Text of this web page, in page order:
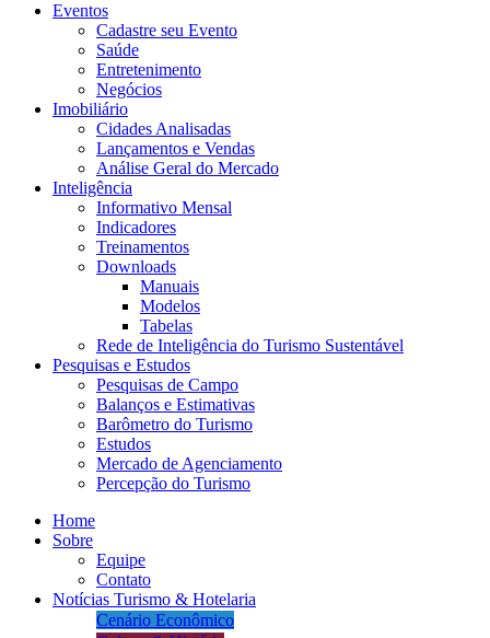
Eventos
Cadastre seu Evento
Saúde
Entretenimento
Negócios
Imobiliário
Cidades Analisadas
Lançamentos e Vendas
Análise Geral do Mercado
Inteligência
Informativo Mensal​
Indicadores
Treinamentos
Downloads
Manuais
Modelos
Tabelas
Rede de Inteligência do Turismo Sustentável
Pesquisas e Estudos
Pesquisas de Campo
Balanços e Estimativas
Barômetro do Turismo
Estudos
Mercado de Agenciamento
Percepção do Turismo
Home
Sobre
Equipe
Contato
Notícias Turismo & Hotelaria
Cenário Econômico